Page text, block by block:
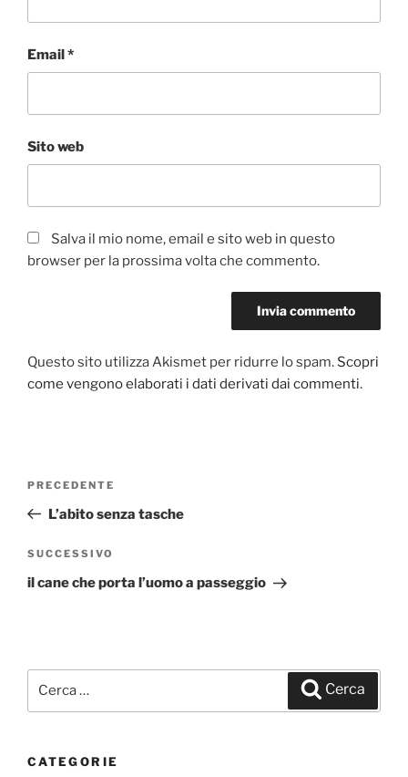
Email*
Sito web
Salva il mio nome, email e sito web in questo
browser per la prossima volta che commento.
Questo sito utilizza Akismet per ridurre lo spam. Scopri
come vengono elaborati i dati derivati dai commenti.
Navigazione
Articolo
precedente:
PRECEDENTE
L’abito senza tasche
Articolo
successivo
SUCCESSIVO
il cane che porta l’uomo a passeggio
Cerca:
Cerca
CATEGORIE